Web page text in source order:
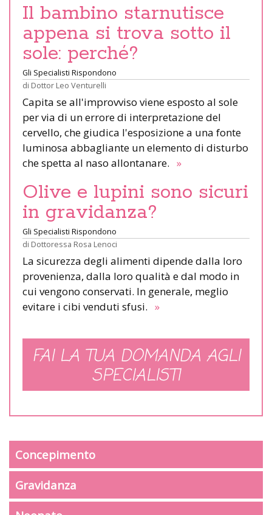
Il bambino starnutisce
appena si trova sotto il
sole: perché?
Gli Specialisti Rispondono
di Dottor Leo Venturelli
Capita se all'improvviso viene esposto al sole
per via di un errore di interpretazione del
cervello, che giudica l'esposizione a una fonte
luminosa abbagliante un elemento di disturbo
che spetta al naso allontanare. »
Olive e lupini sono sicuri
in gravidanza?
Gli Specialisti Rispondono
di Dottoressa Rosa Lenoci
La sicurezza degli alimenti dipende dalla loro
provenienza, dalla loro qualità e dal modo in
cui vengono conservati. In generale, meglio
evitare i cibi venduti sfusi. »
FAI LA TUA DOMANDA AGLI
SPECIALISTI
Concepimento
Gravidanza